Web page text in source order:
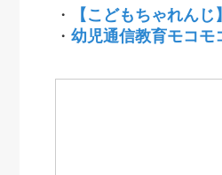
・
【こどもちゃれんじ】
・ 幼児通信教育モコモ